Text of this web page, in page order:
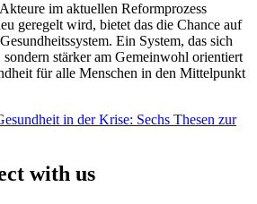
im aktuellen Reformprozess
geregelt wird, bietet das die Chance auf
Ein System, das sich
stärker am Gemeinwohl orientiert
für alle Menschen in den Mittelpunkt
in der Krise: Sechs Thesen zur
with us